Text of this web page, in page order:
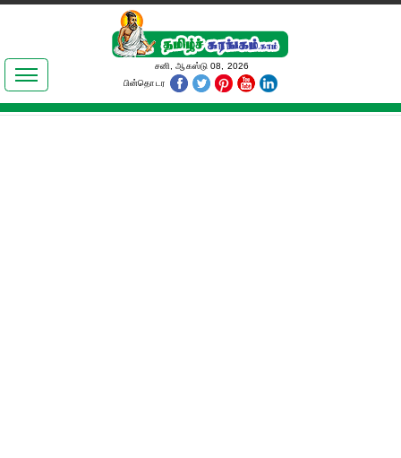
இலக்கியங்கள்
தமிழ் உலகம்
சனி, ஆகஸ்டு 08, 2026
பின்தொடர